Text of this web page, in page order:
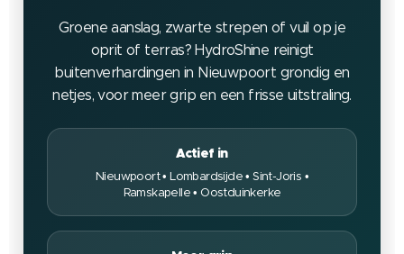
Groene aanslag, zwarte strepen of vuil op je
oprit of terras? HydroShine reinigt
buitenverhardingen in Nieuwpoort grondig en
netjes, voor meer grip en een frisse uitstraling.
Actief in
Nieuwpoort • Lombardsijde • Sint-Joris •
Ramskapelle • Oostduinkerke